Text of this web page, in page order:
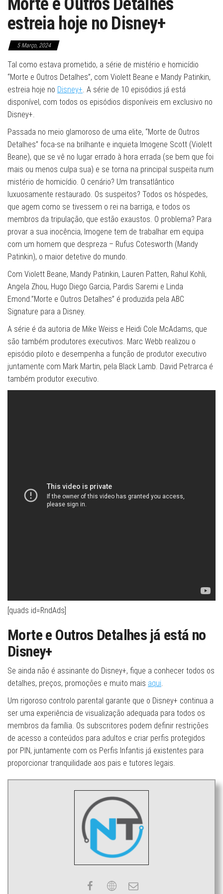
estreia hoje no Disney+
5 Março, 2024
Tal como estava prometido, a série de mistério e homicídio
“Morte e Outros Detalhes”, com Violett Beane e Mandy Patinkin,
estreia hoje no Disney+. A série de 10 episódios já está
disponível, com todos os episódios disponíveis em exclusivo no
Disney+.
Passada no meio glamoroso de uma elite, “Morte de Outros
Detalhes” foca-se na brilhante e inquieta Imogene Scott (Violett
Beane), que se vê no lugar errado à hora errada (se bem que foi
mais ou menos culpa sua) e se torna na principal suspeita num
mistério de homicídio. O cenário? Um transatlântico
luxuosamente restaurado. Os suspeitos? Todos os hóspedes,
que agem como se tivessem o rei na barriga, e todos os
membros da tripulação, que estão exaustos. O problema? Para
provar a sua inocência, Imogene tem de trabalhar em equipa
com um homem que despreza – Rufus Cotesworth (Mandy
Patinkin), o maior detetive do mundo.
Com Violett Beane, Mandy Patinkin, Lauren Patten, Rahul Kohli,
Angela Zhou, Hugo Diego Garcia, Pardis Saremi e Linda
Emond.”Morte e Outros Detalhes” é produzida pela ABC
Signature para a Disney.
A série é da autoria de Mike Weiss e Heidi Cole McAdams, que
são também produtores executivos. Marc Webb realizou o
episódio piloto e desempenha a função de produtor executivo
juntamente com Mark Martin, pela Black Lamb. David Petrarca é
também produtor executivo.
[quads id=RndAds]
Morte e Outros Detalhes já está no
Disney+
Se ainda não é assinante do Disney+, fique a conhecer todos os
detalhes, preços, promoções e muito mais aqui.
Um rigoroso controlo parental garante que o Disney+ continua a
ser uma experiência de visualização adequada para todos os
membros da família. Os subscritores podem definir restrições
de acesso a conteúdos para adultos e criar perfis protegidos
por PIN, juntamente com os Perfis Infantis já existentes para
proporcionar tranquilidade aos pais e tutores legais.